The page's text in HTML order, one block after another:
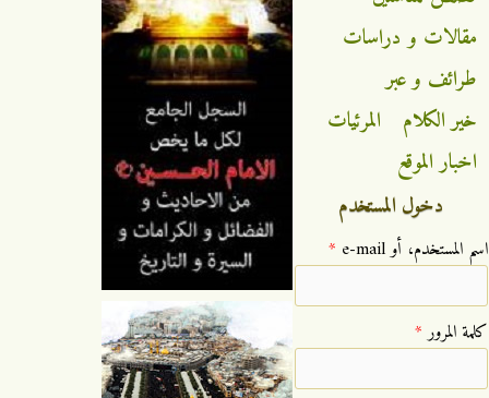
مقالات و دراسات
طرائف و عبر
خير الكلام
المرئيات
اخبار الموقع
دخول المستخدم
‏اسم المستخدم، أو e-mail ‏ *
‏كلمة المرور ‏*